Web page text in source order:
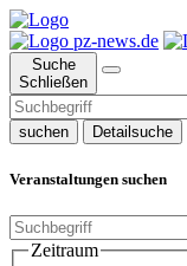
Suche
Schließen
suchen Detailsuche
Veranstaltungen suchen
Zeitraum